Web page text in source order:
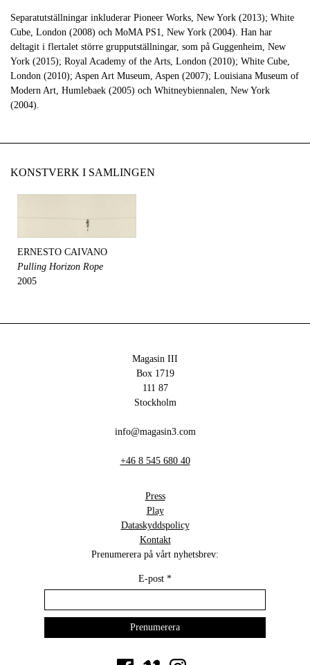
Separatutställningar inkluderar Pioneer Works, New York (2013); White
Cube, London (2008) och MoMA PS1, New York (2004). Han har
deltagit i flertalet större grupputställningar, som på Guggenheim, New
York (2015); Royal Academy of the Arts, London (2010); White Cube,
London (2010); Aspen Art Museum, Aspen (2007); Louisiana Museum of
Modern Art, Humlebaek (2005) och Whitneybiennalen, New York
(2004).
KONSTVERK I SAMLINGEN
ERNESTO CAIVANO
Pulling Horizon Rope
2005
Magasin III
Box 1719
111 87
Stockholm
info@magasin3.com
+46 8 545 680 40
Press
Play
Dataskyddspolicy
Kontakt
Prenumerera på vårt nyhetsbrev:
E-post *